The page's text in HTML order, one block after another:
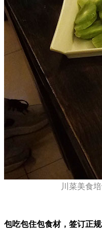
川菜美食
包吃包住包食材，签订正